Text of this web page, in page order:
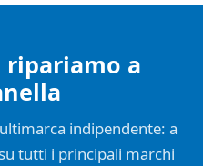
ripariamo a
indipendente: a
tutti i principali marchi